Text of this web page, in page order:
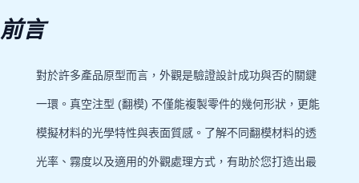
前言
對於許多產品原型而言，外觀是驗證設計成功與否的關鍵
一環。真空注型 (翻模) 不僅能複製零件的幾何形狀，更能
模擬材料的光學特性與表面質感。了解不同翻模材料的透
光率、霧度以及適用的外觀處理方式，有助於您打造出最